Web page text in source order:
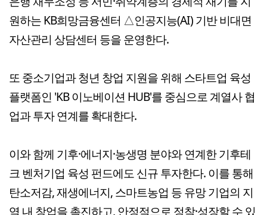
원하는 KB희망금융센터 △인공지능(AI) 기반 비대면
자산관리 상담센터 등을 운영한다.
또 중소기업과 청년 창업 지원을 위해 스타트업 육성
플랫폼인 'KB 이노베이션 HUB'를 중심으로 계열사 협
업과 투자 연계를 확대한다.
이와 함께 기후·에너지·농생명 분야와 연계한 기후테
크 벤처기업 육성 펀드에도 신규 투자한다. 이를 통해
탄소저감, 재생에너지, 스마트농업 등 유망 기업의 지
역 내 창업을 촉진하고, 안정적으로 정착·성장할 수 있